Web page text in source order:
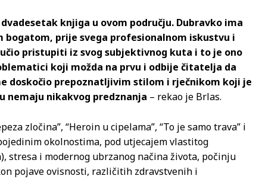
knjiga u ovom području. Dubravko ima
prije svega profesionalnom iskustvu i
pristupiti iz svog subjektivnog kuta i to je ono
koji možda na prvu i odbije čitatelja da
doskočio prepoznatljivim stilom i rječnikom koji je
nemaju nikakvog predznanja – rekao je Brlas.
zločina”, “Heroin u cipelama”, “To je samo trava” i
okolnostima, pod utjecajem vlastitog
stresa i modernog ubrzanog načina života, počinju
pojave ovisnosti, različitih zdravstvenih i